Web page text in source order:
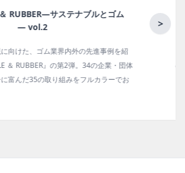
>
月刊ラバーインダストリー／単品
の姉妹誌。ゴム・エラストマー製品・市場分野別
品・技術、原材料動向、設備・機械の紹介、イン
外企業情報、統計などをコンパクトに掲載してい